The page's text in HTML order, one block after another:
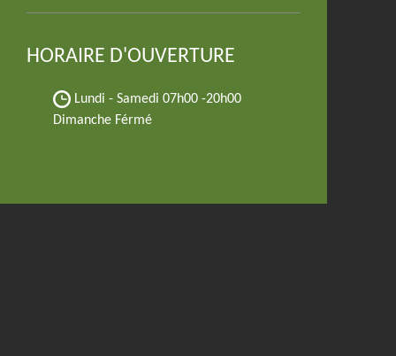
HORAIRE D'OUVERTURE
Lundi - Samedi 07h00 -20h00
Dimanche Férmé